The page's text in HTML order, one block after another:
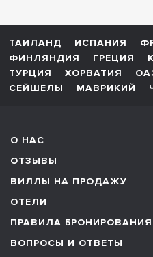
ТАИЛАНД ИСПАНИЯ
ФИНЛЯНДИЯ
ГРЕЦИЯ
ТУРЦИЯ
ХОРВАТИЯ
СЕЙШЕЛЫ
МАВРИКИЙ
О НАС
ОТЗЫВЫ
ВИЛЛЫ НА ПРОДАЖУ
ОТЕЛИ
ПРАВИЛА БРОНИРОВАНИЯ
ВОПРОСЫ И ОТВЕТЫ